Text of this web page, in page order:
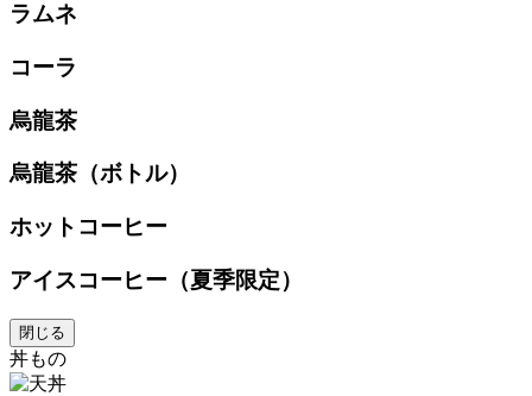
ラムネ
コーラ
烏龍茶
烏龍茶（ボトル）
ホットコーヒー
アイスコーヒー（夏季限定）
閉じる
丼もの